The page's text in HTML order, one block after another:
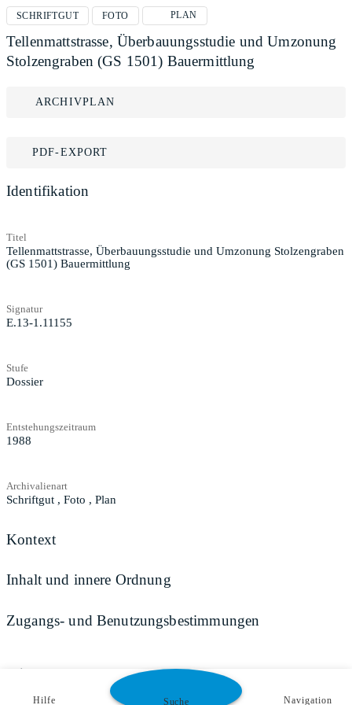
SCHRIFTGUT FOTO PLAN
Tellenmattstrasse, Überbauungsstudie und Umzonung
Stolzengraben (GS 1501) Bauermittlung
ARCHIVPLAN
PDF-EXPORT
Identifikation
Titel
Tellenmattstrasse, Überbauungsstudie und Umzonung Stolzengraben
(GS 1501) Bauermittlung
Signatur
E.13-1.11155
Stufe
Dossier
Entstehungszeitraum
1988
Archivalienart
Schriftgut , Foto , Plan
Kontext
Inhalt und innere Ordnung
Zugangs- und Benutzungsbestimmungen
Teilen
Hilfe Suche Navigation